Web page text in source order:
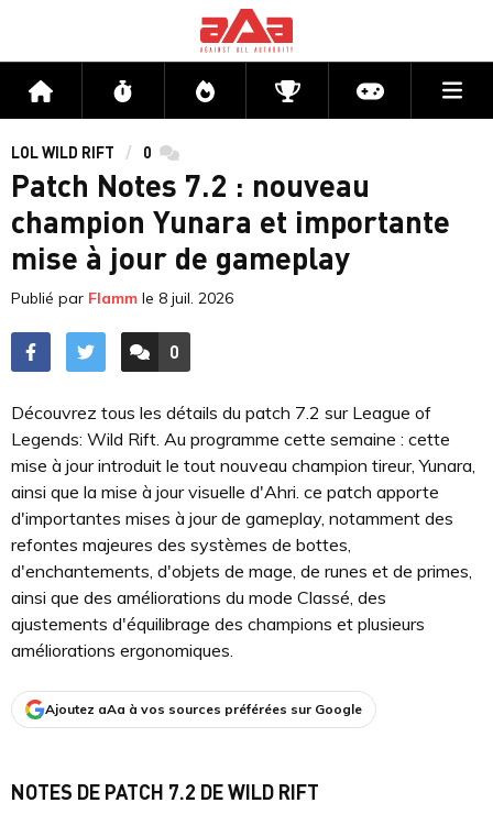
Accueil Flux Directs CompétitionsActu jeux
LOL WILD RIFT 0 commentaires
Patch Notes 7.2 : nouveau
champion Yunara et importante
mise à jour de gameplay
Publié par Flamm le 8 juil. 2026
ACCÉDER AUX
0
COMMENTAIRES
Découvrez tous les détails du patch 7.2 sur League of
Legends: Wild Rift. Au programme cette semaine : cette
mise à jour introduit le tout nouveau champion tireur, Yunara,
ainsi que la mise à jour visuelle d'Ahri. ce patch apporte
d'importantes mises à jour de gameplay, notamment des
refontes majeures des systèmes de bottes,
d'enchantements, d'objets de mage, de runes et de primes,
ainsi que des améliorations du mode Classé, des
ajustements d'équilibrage des champions et plusieurs
améliorations ergonomiques.
Ajoutez aAa à vos sources préférées sur Google
NOTES DE PATCH 7.2 DE WILD RIFT